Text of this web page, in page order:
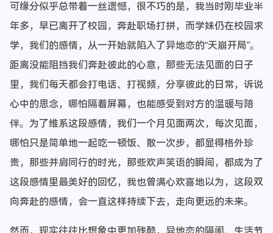
可缘分似乎总带着一丝遗憾，很不巧的是，我当时刚毕业半
年多，早已离开了校园，奔赴职场打拼，而学妹仍在校园求
学，我们的感情，从一开始就陷入了异地恋的“天崩开局”。
距离没能阻挡我们奔赴彼此的心意，那些无法见面的日子
里，我们每天都会打电话、打视频，分享彼此的日常，诉说
心中的思念，哪怕隔着屏幕，也能感受到对方的温暖与陪
伴。为了维系这段感情，我们一个月见面两次，每次见面，
哪怕只是简单地一起吃一顿饭、散一次步，都显得格外珍
贵，那些并肩同行的时光，那些欢声笑语的瞬间，都成为了
这段感情里最美好的回忆，我也曾满心欢喜地以为，这段双
向奔赴的感情，会一直这样持续下去，走向更远的未来。